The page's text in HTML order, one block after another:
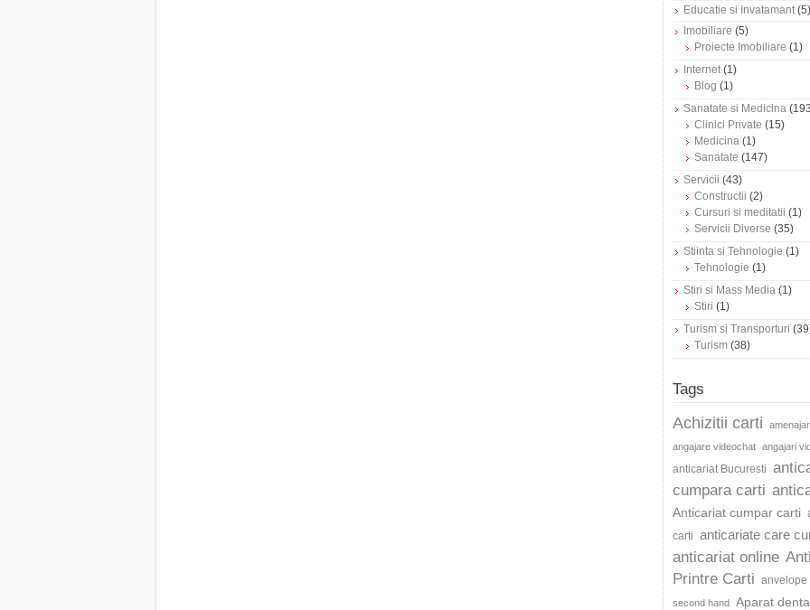
Educatie si Invatamant(5)
Imobiliare (5)
Proiecte Imobiliare (1)
Internet(1)
Blog (1)
Sanatate si Medicina
Clinici Private (15)
Medicina (1)
Sanatate (147)
Servicii (43)
Constructii (2)
Cursuri si meditatii (1)
Servicii Diverse (35)
Stiinta si Tehnologie (1)
Tehnologie (1)
Stiri si Mass Media (1)
Stiri (1)
Turism si Transporturi
Turism (38)
Tags
Achizitii carti
angajare videochat angajari
anticariat Bucuresti
cumpara carti
Anticariat cumpar carti
carti anticariate care
anticariat online
Printre Carti anvelope
second hand Aparat